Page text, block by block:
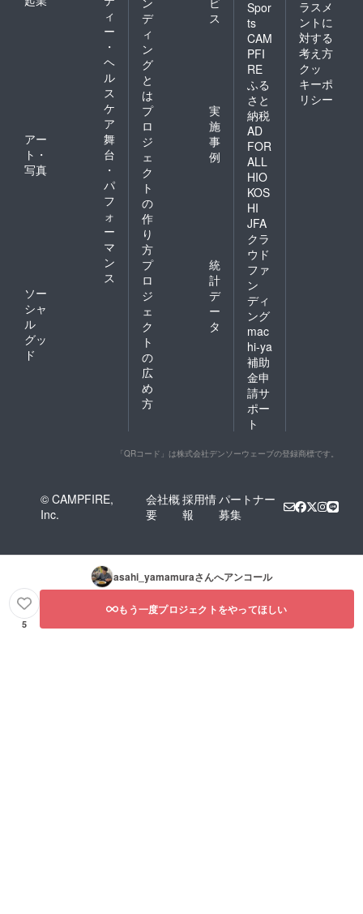
ィ
ー
・
ヘ
ル
ス
ケ
ア
アー
ト・
写真
舞
台
・
パ
フ
ォ
ー
マ
ン
ス
ソー
シャ
ル
グッ
ド
デ
ィ
ン
グ
と
は
ス
プ
ロ
ジ
ェ
ク
ト
の
作
り
方
実
施
事
例
プ
ロ
ジ
ェ
ク
ト
の
広
め
方
統
計
デ
ー
タ
Spor
ts
CAM
PFI
RE
ふる
さと
納税
AD
FOR
ALL
HIO
KOS
HI
JFA
クラ
ウド
ファ
ン
ディ
ング
mac
hi-ya
補助
金申
請サ
ポー
ト
ラスメ
ントに
対する
考え方
クッ
キーポ
リシー
「QRコード」は株式会社デンソーウェーブの登録商標です。
© CAMPFIRE,
Inc.
会社概
要
採用情
報
パートナー
募集
asahi_yamamuraさんへアンコール
5
もう一度プロジェクトをやってほしい